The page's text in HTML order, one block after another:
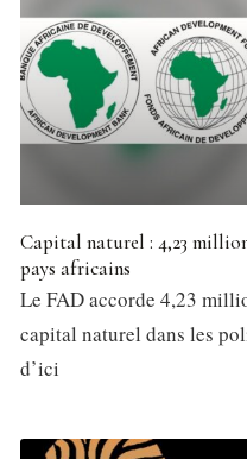
Capital naturel : 4,23
pays africains
Le FAD accorde 4,23
capital naturel dans les
d’ici